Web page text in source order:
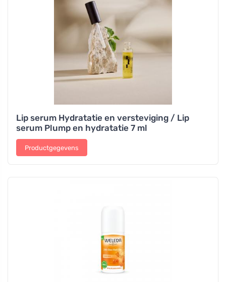
Lip serum Hydratatie en versteviging / Lip
serum Plump en hydratatie 7 ml
Productgegevens